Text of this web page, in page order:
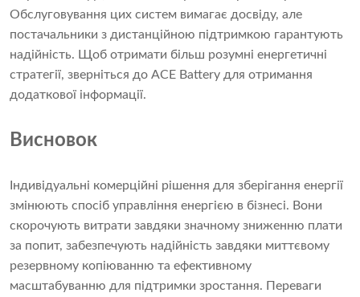
Обслуговування цих систем вимагає досвіду, але
постачальники з дистанційною підтримкою гарантують
надійність. Щоб отримати більш розумні енергетичні
стратегії, зверніться до ACE Battery для отримання
додаткової інформації.
Висновок
Індивідуальні комерційні рішення для зберігання енергії
змінюють спосіб управління енергією в бізнесі. Вони
скорочують витрати завдяки значному зниженню плати
за попит, забезпечують надійність завдяки миттєвому
резервному копіюванню та ефективному
масштабуванню для підтримки зростання. Переваги